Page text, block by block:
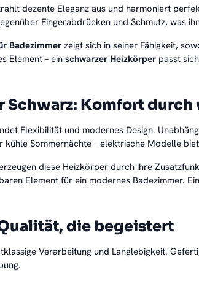
dezente Eleganz aus und harmoniert
Fingerabdrücken und Schmutz, was
Badezimmer zeigt sich in seiner Fähigkeit,
Element – ein schwarzer Heizkörper passt
Schwarz: Komfort
Flexibilität und modernes Design.
kühle Sommernächte – elektrische Modelle
diese Heizkörper durch ihre
Element für ein modernes Badezimmer.
die begeistert
Verarbeitung und Langlebigkeit.